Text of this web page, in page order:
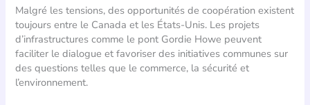
Malgré les tensions, des opportunités de coopération existent
toujours entre le Canada et les États-Unis. Les projets
d’infrastructures comme le pont Gordie Howe peuvent
faciliter le dialogue et favoriser des initiatives communes sur
des questions telles que le commerce, la sécurité et
l’environnement.